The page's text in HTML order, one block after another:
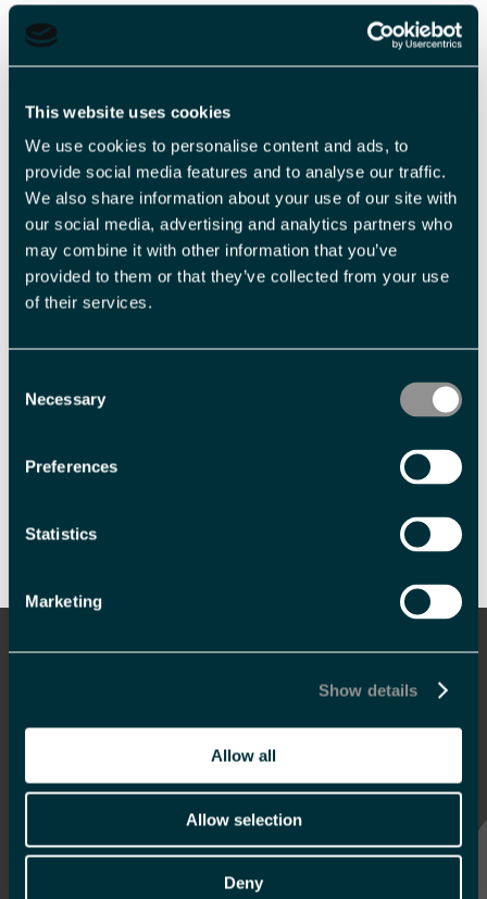
This website uses cookies
We use cookies to personalise content and ads, to
provide social media features and to analyse our traffic.
We also share information about your use of our site with
our social media, advertising and analytics partners who
may combine it with other information that you’ve
provided to them or that they’ve collected from your use
of their services.
Selection
Necessary
Preferences
Statistics
Marketing
Show details
Allow all
Allow selection
Deny
E-postadresse
*
*
Informasjon
Hva skjer
Mat og drikke
Home